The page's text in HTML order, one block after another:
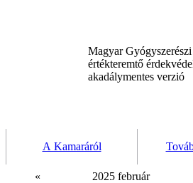
Magyar
értékteremtő
akadálymentes verzió
A Kamaráról
«
2025 február